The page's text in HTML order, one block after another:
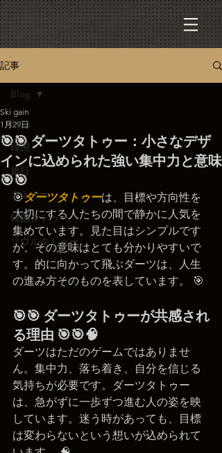
記事
Blog
韓国
旅行
タトゥー
韓国タトゥー
ソウルタトゥー
Blog
🎯🎯 ダーツタトゥー：小さなデザ
インに込められた強い集中力と意味
🎯🎯
Ski gain
1月29日
🎯ダーツタトゥーは、目標や方向性を
大切にする人たちの間で静かに人気を
集めています。見た目はシンプルです
が、その意味はとても分かりやすいで
す。的に向かって飛ぶダーツは、人生
の進み方そのものを表しています。 🎯
🎯🎯 ダーツタトゥーが共感され
る理由 🎯🎯🧠
ダーツはただのゲームではありませ
ん。集中力、落ち着き、自分を信じる
気持ちが必要です。ダーツタトゥー
は、急がずに一歩ずつ進む人の姿を映
しています。迷う時があっても、目標
は変わらないという想いが込められて